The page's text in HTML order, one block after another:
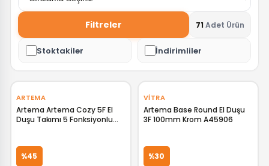
Filtreler 71 Adet Ürün
Stoktakiler İndirimliler
ARTEMA
Artema Artema Cozy 5F El
Duşu Takımı 5 Fonksiyonlu
%45
VITRA
Artema Base Round El Duşu
3F 100mm Krom A45906
%30